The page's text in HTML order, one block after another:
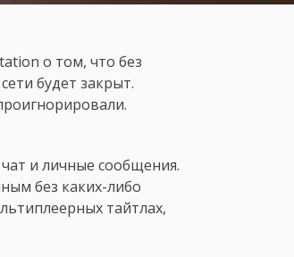
о том, что без
будет закрыт.
и личные сообщения.
без каких-либо
тайтлах,